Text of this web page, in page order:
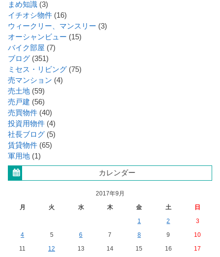
まめ知識 (3)
イチオシ物件 (16)
ウィークリー、マンスリー (3)
オーシャンビュー (15)
バイク部屋 (7)
ブログ (351)
ミセス・リビング (75)
売マンション (4)
売土地 (59)
売戸建 (56)
売買物件 (40)
投資用物件 (4)
社長ブログ (5)
賃貸物件 (65)
軍用地 (1)
カレンダー
2017年9月
月
火 水 木 金 土
日
1
2
3
4
5 6 7 8 9
10
11
12 13 14 15 16
17